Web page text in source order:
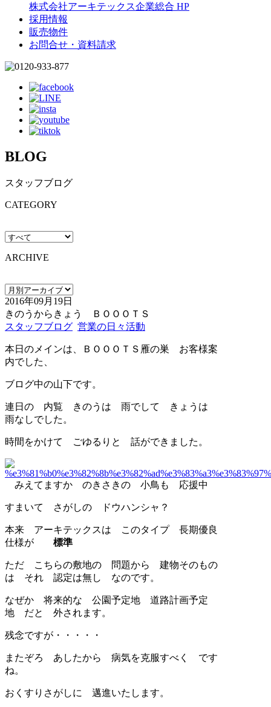
株式会社アーキテックス企業総合 HP
採用情報
販売物件
お問合せ・資料請求
BLOG
スタッフブログ
CATEGORY
ARCHIVE
2016年09月19日
きのうからきょう ＢＯＯＯＴＳ
スタッフブログ 営業の日々活動
本日のメインは、ＢＯＯＯＴＳ雁の巣 お客様案
内でした、
ブログ中の山下です。
連日の 内覧 きのうは 雨でして きょうは
雨なしでした。
時間をかけて ごゆるりと 話ができました。
みえてますか のきさきの 小鳥も 応援中
すまいて さがしの ドウハンシャ？
本来 アーキテックスは このタイプ 長期優良
仕様が 標準
ただ こちらの敷地の 問題から 建物そのもの
は それ 認定は無し なのです。
なぜか 将来的な 公園予定地 道路計画予定
地 だと 外されます。
残念ですが・・・・・
またぞろ あしたから 病気を克服すべく です
ね。
おくすりさがしに 邁進いたします。